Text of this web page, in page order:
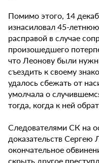
Помимо этого, 14
изнасиловал 45-
расправой в случае
произошедшего
что Леонову были
съездить к своему
удалось сбежать от
умолчала о
тогда, когда к ней
Следователями СК на
доказательств Сергею
окончательное